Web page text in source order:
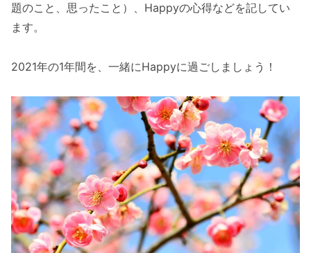
題のこと、思ったこと）、Happyの心得などを記してい
ます。
2021年の1年間を、一緒にHappyに過ごしましょう！